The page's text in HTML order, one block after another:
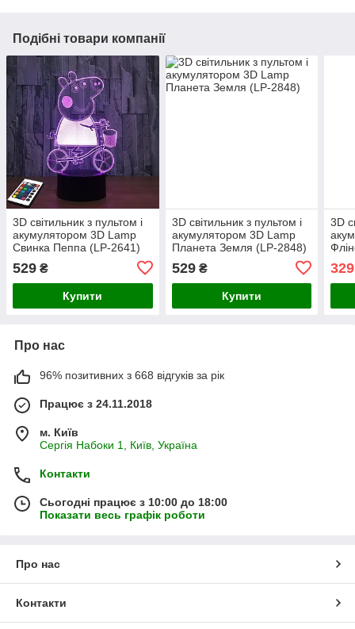
Подібні товари компанії
3D світильник з пультом і
акумулятором 3D Lamp
Свинка Пеппа (LP-2641)
529 ₴
Купити
3D світильник з пультом і
акумулятором 3D Lamp
Планета Земля (LP-2848)
529₴
Купити
3D
329
Про нас
96% позитивних з 668 відгуків за рік
Працює з 24.11.2018
м. Київ
Сергія Набоки 1, Київ, Україна
Контакти
Сьогодні працює з 10:00 до 18:00
Показати весь графік роботи
Про нас
Контакти